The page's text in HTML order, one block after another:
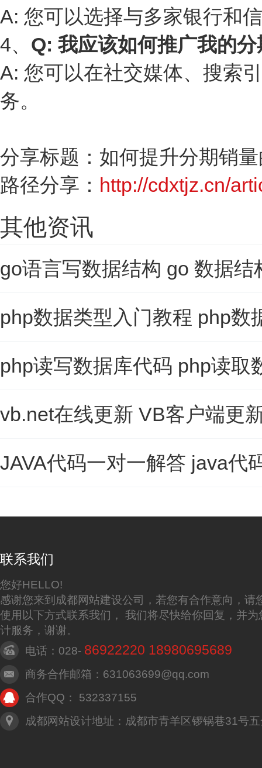
A: 您可以选择与多家银行和
4、 Q: 我应该如何推广我的
A: 您可以在社交媒体、搜索
务。
分享标题：如何提升分期销
路径分享： http://cdxtjz.cn/
其他资讯
go语言写数据结构 go 数据结
php数据类型入门教程 php数
php读写数据库代码 php读取
vb.net在线更新 VB客户端更
JAVA代码一对一解答 java代
联系我们
您好HELLO!
感谢您来到成都网站建设公司，若您有合作意向，请
使用以下方式联系我们， 我们将尽快给你回复，并
计服务，谢谢。
电话：028- 86922220 18980695689
商务合作邮箱：631063699@qq.com
合作QQ： 532337155
成都网站设计地址：成都市青羊区锣锅巷31号